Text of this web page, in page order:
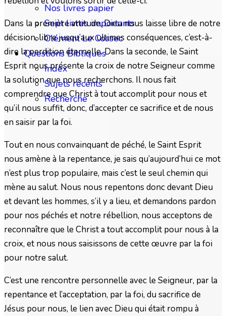
Nos livres papier
Sept livres importants
Clément Le Cossec
Questions Bibliques
Index
Sujets récents
Recherche
Dans la première attitude, Dieu nous laisse libre de notre
décision, libre jusqu’aux ultimes conséquences, c’est-à-
dire la perdition éternelle. Dans la seconde, le Saint
Esprit nous présente la croix de notre Seigneur comme
la solution que nous recherchons. Il nous fait
comprendre que Christ à tout accomplit pour nous et
qu’il nous suffit, donc, d’accepter ce sacrifice et de nous
en saisir par la foi.
Tout en nous convainquant de péché, le Saint Esprit
nous amène à la repentance, je sais qu’aujourd’hui ce mot
n’est plus trop populaire, mais c’est le seul chemin qui
mène au salut. Nous nous repentons donc devant Dieu
et devant les hommes, s’il y a lieu, et demandons pardon
pour nos péchés et notre rébellion, nous acceptons de
reconnaître que le Christ a tout accomplit pour nous à la
croix, et nous nous saisissons de cette œuvre par la foi
pour notre salut.
C’est une rencontre personnelle avec le Seigneur, par la
repentance et l’acceptation, par la foi, du sacrifice de
Jésus pour nous, le lien avec Dieu qui était rompu à